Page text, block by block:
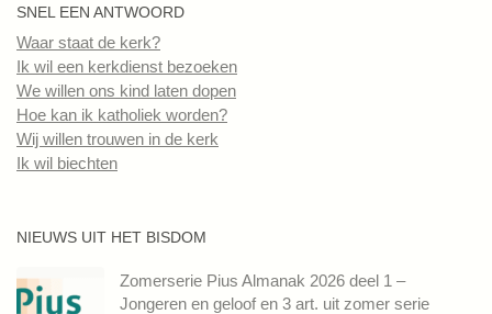
SNEL EEN ANTWOORD
Waar staat de kerk?
Ik wil een kerkdienst bezoeken
We willen ons kind laten dopen
Hoe kan ik katholiek worden?
Wij willen trouwen in de kerk
Ik wil biechten
NIEUWS UIT HET BISDOM
Zomerserie Pius Almanak 2026 deel 1 –
Jongeren en geloof en 3 art. uit zomer serie